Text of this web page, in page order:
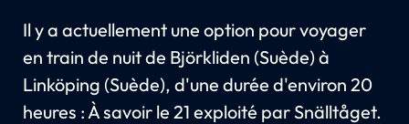
Il y a actuellement une option pour voyager
en train de nuit de Björkliden (Suède) à
Linköping (Suède), d'une durée d'environ 20
heures : À savoir le 21 exploité par Snälltåget.